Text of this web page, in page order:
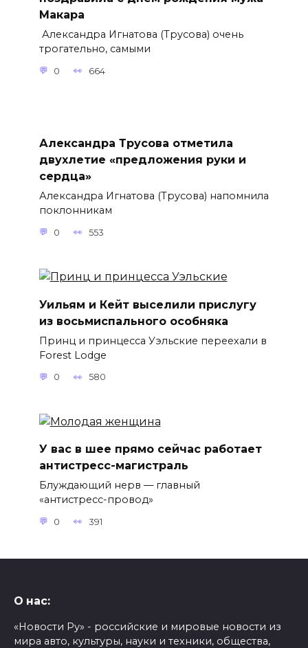
Макара
Александра Игнатова (Трусова) очень
трогательно, самыми
0 664
Александра Трусова отметила
двухлетие «предложения руки и
сердца»
Александра Игнатова (Трусова) напомнила
поклонникам
0 553
Уильям и Кейт выселили прислугу
из восьмиспального особняка
Принц и принцесса Уэльские переехали в
Forest Lodge
0 580
У вас в шее прямо сейчас работает
антистресс-магистраль
Блуждающий нерв — главный
«антистресс-провод»
0 391
О нас:
«Новости Ру» - российские и мировые новости из
мира авто, культуры, науки и техники, общества,